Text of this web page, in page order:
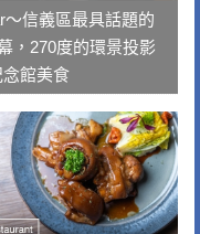
～信義區最具話題的
，270度的環景投影
館美食